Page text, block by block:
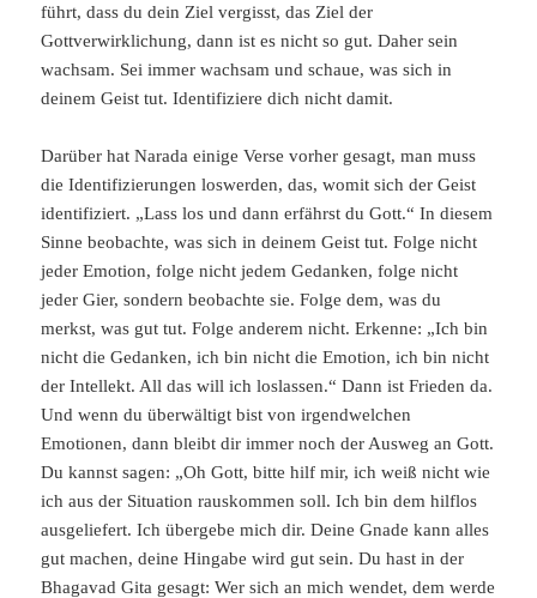
führt, dass du dein Ziel vergisst, das Ziel der
Gottverwirklichung, dann ist es nicht so gut. Daher sein
wachsam. Sei immer wachsam und schaue, was sich in
deinem Geist tut. Identifiziere dich nicht damit.
Darüber hat Narada einige Verse vorher gesagt, man muss
die Identifizierungen loswerden, das, womit sich der Geist
identifiziert. „Lass los und dann erfährst du Gott.“ In diesem
Sinne beobachte, was sich in deinem Geist tut. Folge nicht
jeder Emotion, folge nicht jedem Gedanken, folge nicht
jeder Gier, sondern beobachte sie. Folge dem, was du
merkst, was gut tut. Folge anderem nicht. Erkenne: „Ich bin
nicht die Gedanken, ich bin nicht die Emotion, ich bin nicht
der Intellekt. All das will ich loslassen.“ Dann ist Frieden da.
Und wenn du überwältigt bist von irgendwelchen
Emotionen, dann bleibt dir immer noch der Ausweg an Gott.
Du kannst sagen: „Oh Gott, bitte hilf mir, ich weiß nicht wie
ich aus der Situation rauskommen soll. Ich bin dem hilflos
ausgeliefert. Ich übergebe mich dir. Deine Gnade kann alles
gut machen, deine Hingabe wird gut sein. Du hast in der
Bhagavad Gita gesagt: Wer sich an mich wendet, dem werde